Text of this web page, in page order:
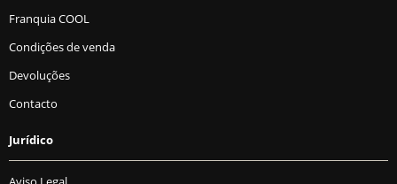
Franquia COOL
Condições de venda
Devoluções
Contacto
Jurídico